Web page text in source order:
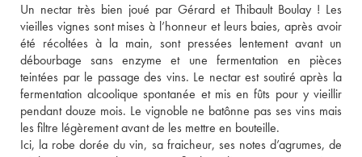
Un nectar très bien joué par Gérard et Thibault Boulay ! Les
vieilles vignes sont mises à l’honneur et leurs baies, après avoir
été récoltées à la main, sont pressées lentement avant un
débourbage sans enzyme et une fermentation en pièces
teintées par le passage des vins. Le nectar est soutiré après la
fermentation alcoolique spontanée et mis en fûts pour y vieillir
pendant douze mois. Le vignoble ne batônne pas ses vins mais
les filtre légèrement avant de les mettre en bouteille.
Ici, la robe dorée du vin, sa fraicheur, ses notes d’agrumes, de